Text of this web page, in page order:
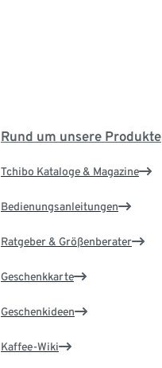
Rund um unsere Produkte
Tchibo Kataloge & Magazine
Bedienungsanleitungen
Ratgeber & Größenberater
Geschenkkarte
Geschenkideen
Kaffee-Wiki